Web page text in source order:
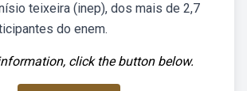
teixeira (inep), dos mais de 2,7
do enem.
click the button below.